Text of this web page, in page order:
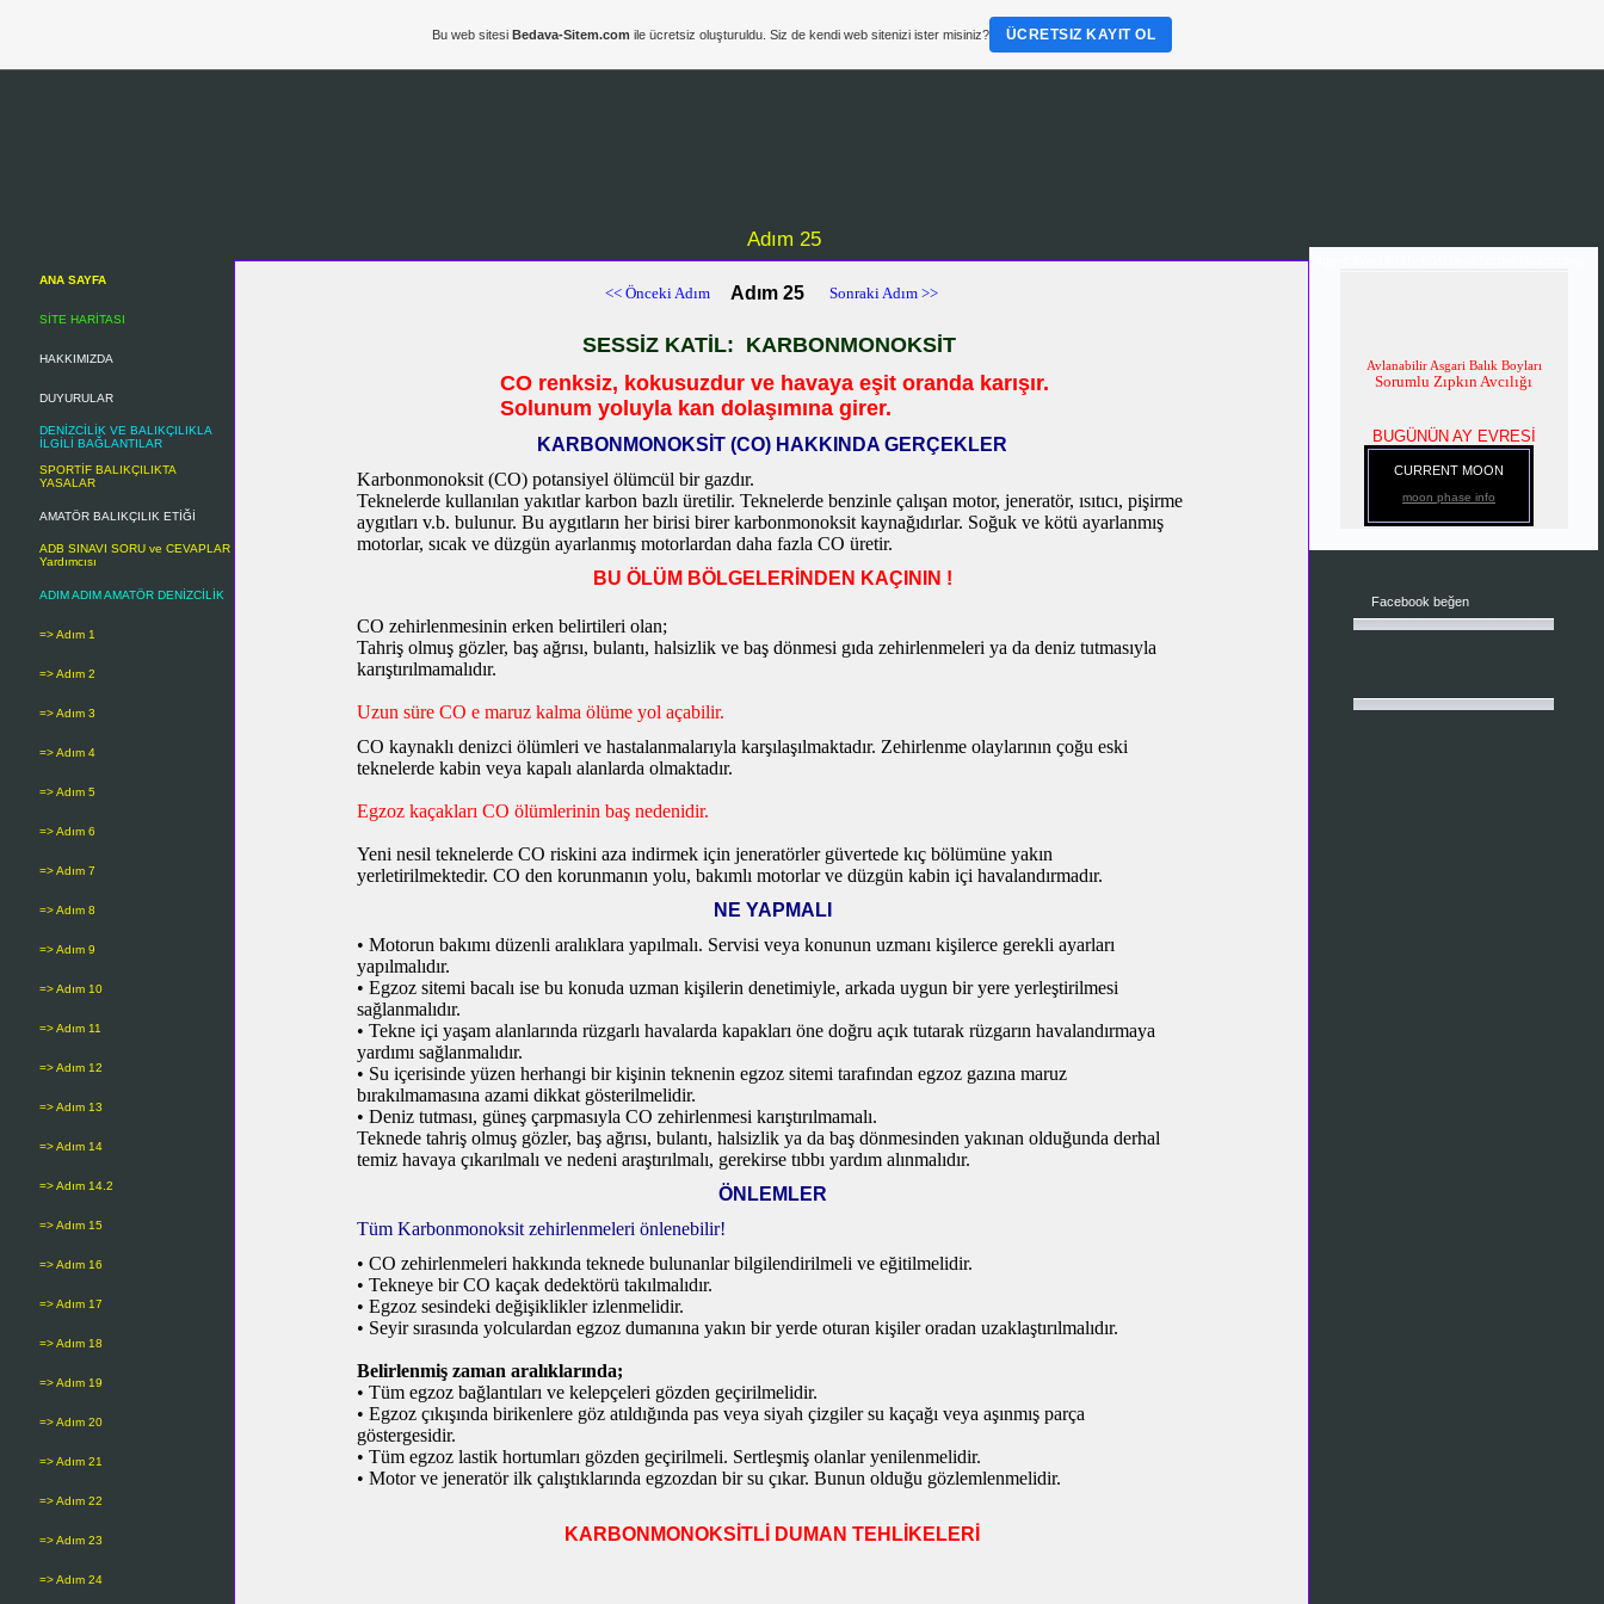
ANA SAYFA
SİTE HARİTASI
HAKKIMIZDA
DUYURULAR
DENİZCİLİK VE BALIKÇILIKLA
İLGİLİ BAĞLANTILAR
SPORTİF BALIKÇILIKTA
YASALAR
AMATÖR BALIKÇILIK ETİĞİ
ADB SINAVI SORU ve CEVAPLAR
Yardımcısı
ADIM ADIM AMATÖR DENİZCİLİK
=> Adım 1
=> Adım 2
=> Adım 3
=> Adım 4
=> Adım 5
=> Adım 6
=> Adım 7
=> Adım 8
=> Adım 9
=> Adım 10
=> Adım 11
=> Adım 12
=> Adım 13
=> Adım 14
=> Adım 14.2
=> Adım 15
=> Adım 16
=> Adım 17
=> Adım 18
=> Adım 19
=> Adım 20
=> Adım 21
=> Adım 22
=> Adım 23
=> Adım 24
Adım 25
<< Önceki Adım Adım 25 Sonraki Adım >>
SESSİZ KATİL: KARBONMONOKSİT
CO renksiz, kokusuzdur ve havaya eşit oranda karışır.
Solunum yoluyla kan dolaşımına girer.
KARBONMONOKSİT (CO) HAKKINDA GERÇEKLER
Karbonmonoksit (CO) potansiyel ölümcül bir gazdır.
Teknelerde kullanılan yakıtlar karbon bazlı üretilir. Teknelerde benzinle çalışan motor, jeneratör, ısıtıcı, pişirme
aygıtları v.b. bulunur. Bu aygıtların her birisi birer karbonmonoksit kaynağıdırlar. Soğuk ve kötü ayarlanmış
motorlar, sıcak ve düzgün ayarlanmış motorlardan daha fazla CO üretir.
BU ÖLÜM BÖLGELERİNDEN KAÇININ !
CO zehirlenmesinin erken belirtileri olan;
Tahriş olmuş gözler, baş ağrısı, bulantı, halsizlik ve baş dönmesi gıda zehirlenmeleri ya da deniz tutmasıyla
karıştırılmamalıdır.
Uzun süre CO e maruz kalma ölüme yol açabilir.
CO kaynaklı denizci ölümleri ve hastalanmalarıyla karşılaşılmaktadır. Zehirlenme olaylarının çoğu eski
teknelerde kabin veya kapalı alanlarda olmaktadır.
Egzoz kaçakları CO ölümlerinin baş nedenidir.
Yeni nesil teknelerde CO riskini aza indirmek için jeneratörler güvertede kıç bölümüne yakın
yerletirilmektedir. CO den korunmanın yolu, bakımlı motorlar ve düzgün kabin içi havalandırmadır.
NE YAPMALI
• Motorun bakımı düzenli aralıklara yapılmalı. Servisi veya konunun uzmanı kişilerce gerekli ayarları
yapılmalıdır.
• Egzoz sitemi bacalı ise bu konuda uzman kişilerin denetimiyle, arkada uygun bir yere yerleştirilmesi
sağlanmalıdır.
• Tekne içi yaşam alanlarında rüzgarlı havalarda kapakları öne doğru açık tutarak rüzgarın havalandırmaya
yardımı sağlanmalıdır.
• Su içerisinde yüzen herhangi bir kişinin teknenin egzoz sitemi tarafından egzoz gazına maruz
bırakılmamasına azami dikkat gösterilmelidir.
• Deniz tutması, güneş çarpmasıyla CO zehirlenmesi karıştırılmamalı.
Teknede tahriş olmuş gözler, baş ağrısı, bulantı, halsizlik ya da baş dönmesinden yakınan olduğunda derhal
temiz havaya çıkarılmalı ve nedeni araştırılmalı, gerekirse tıbbı yardım alınmalıdır.
ÖNLEMLER
Tüm Karbonmonoksit zehirlenmeleri önlenebilir!
• CO zehirlenmeleri hakkında teknede bulunanlar bilgilendirilmeli ve eğitilmelidir.
• Tekneye bir CO kaçak dedektörü takılmalıdır.
• Egzoz sesindeki değişiklikler izlenmelidir.
• Seyir sırasında yolculardan egzoz dumanına yakın bir yerde oturan kişiler oradan uzaklaştırılmalıdır.
Belirlenmiş zaman aralıklarında;
• Tüm egzoz bağlantıları ve kelepçeleri gözden geçirilmelidir.
• Egzoz çıkışında birikenlere göz atıldığında pas veya siyah çizgiler su kaçağı veya aşınmış parça
göstergesidir.
• Tüm egzoz lastik hortumları gözden geçirilmeli. Sertleşmiş olanlar yenilenmelidir.
• Motor ve jeneratör ilk çalıştıklarında egzozdan bir su çıkar. Bunun olduğu gözlemlenmelidir.
KARBONMONOKSİTLİ DUMAN TEHLİKELERİ
Avlanabilir Asgari Balık Boyları
Sorumlu Zıpkın Avcılığı
BUGÜNÜN AY EVRESİ
CURRENT MOON
moon phase info
Facebook beğen
Bu web sitesi Bedava-Sitem.com ile ücretsiz oluşturuldu. Siz de kendi web sitenizi ister misiniz? ÜCRETSIZ KAYIT OL